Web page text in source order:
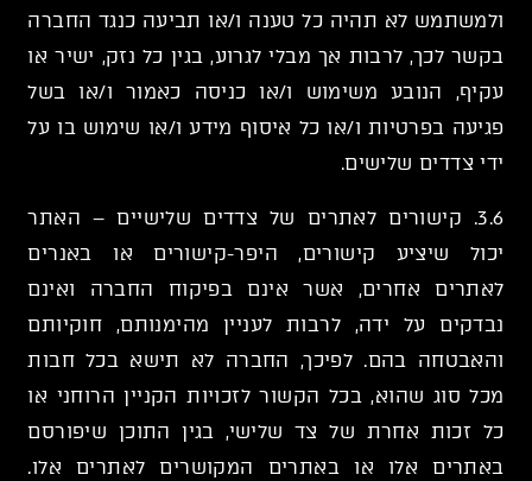
ולמשתמש לא תהיה כל טענה ו/או תביעה כנגד החברה
בקשר לכך, לרבות אך מבלי לגרוע, בגין כל נזק, ישיר או
עקיף, הנובע משימוש ו/או כניסה כאמור ו/או בשל
פגיעה בפרטיות ו/או כל איסוף מידע ו/או שימוש בו על
ידי צדדים שלישים.
3.6. קישורים לאתרים של צדדים שלישיים – האתר
יכול שיציע קישורים, היפר-קישורים או באנרים
לאתרים אחרים, אשר אינם בפיקוח החברה ואינם
נבדקים על ידה, לרבות לעניין מהימנותם, חוקיותם
והאבטחה בהם. לפיכך, החברה לא תישא בכל חבות
מכל סוג שהוא, בכל הקשור לזכויות הקניין הרוחני או
כל זכות אחרת של צד שלישי, בגין התוכן שיפורסם
באתרים אלו או באתרים המקושרים לאתרים אלו.